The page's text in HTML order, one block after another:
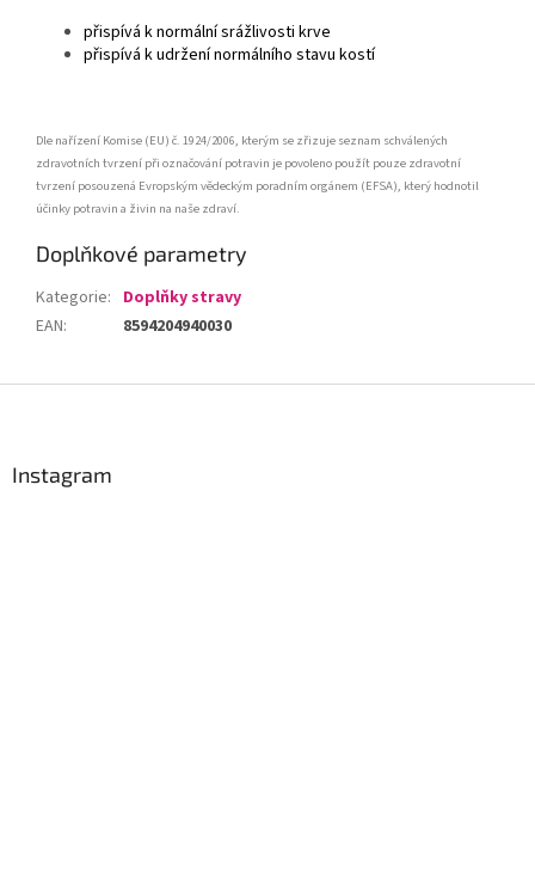
přispívá k normální srážlivosti krve
přispívá k udržení normálního stavu kostí
Dle nařízení Komise (EU) č. 1924/2006, kterým se zřizuje seznam schválených
zdravotních tvrzení při označování potravin je povoleno použít pouze zdravotní
tvrzení posouzená Evropským vědeckým poradním orgánem (EFSA), který hodnotil
účinky potravin a živin na naše zdraví.
Doplňkové parametry
Kategorie: Doplňky stravy
EAN: 8594204940030
Instagram